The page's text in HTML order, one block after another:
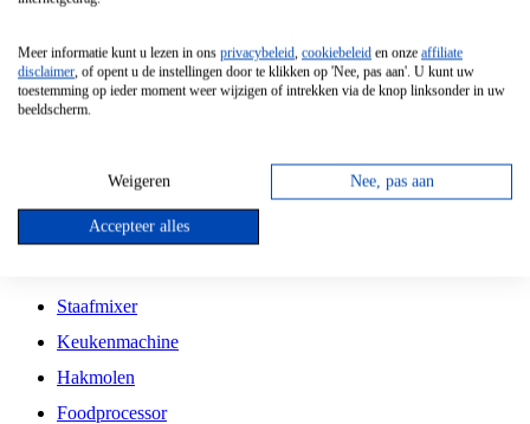
Vrijstaande Magnetron
Vrijstaande Kookplaat
Inbouw Gaskookplaat
Inbouw Keramische Kookplaat
Kookplaat Accessoires
Staafmixer
Keukenmachine
Hakmolen
Foodprocessor
Meer informatie kunt u lezen in ons privacybeleid, cookiebeleid en onze affiliate
disclaimer, of opent u de instellingen door te klikken op 'Nee, pas aan'. U kunt uw
toestemming op ieder moment weer wijzigen of intrekken via de knop linksonder in uw
beeldscherm.
Weigeren Nee, pas aan
Accepteer alles